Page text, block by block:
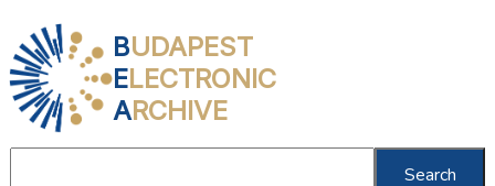
BUDAPEST
ELECTRONIC
ARCHIVE
Search